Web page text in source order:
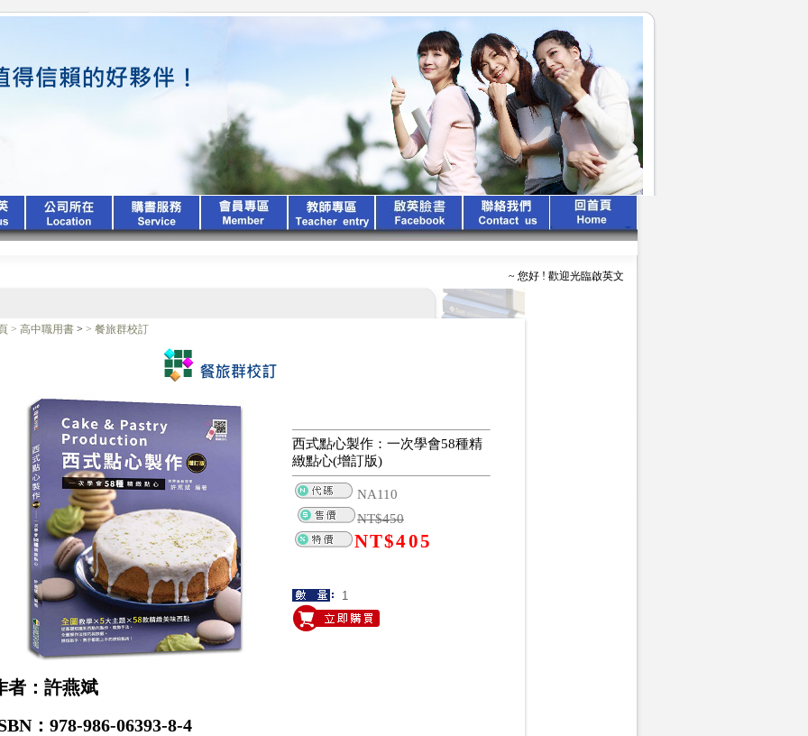
~ 您好 ! 歡迎光臨啟英文化公司 ~ ~ ~ 啟英出版 、 專業領
> 高中職用書 > > 餐旅群校訂
西式點心製作：一次學會58種精
緻點心(增訂版)
NA110
NT$450
NT$405
者：許燕斌
：978-986-06393-8-4